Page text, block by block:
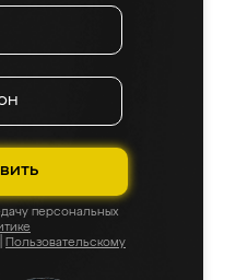
персональных
Пользовательскому